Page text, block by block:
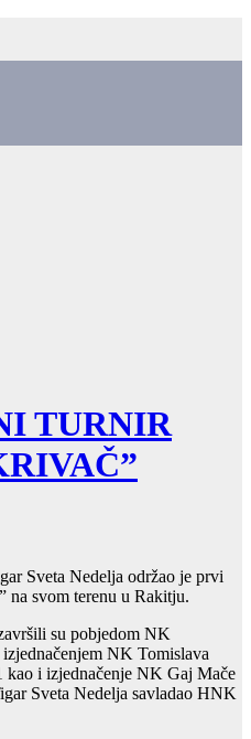
TURNIR
Sveta Nedelja održao je prvi
na svom terenu u Rakitju.
su pobjedom NK
NK Tomislava
i izjednačenje NK Gaj Mače
Sveta Nedelja savladao HNK